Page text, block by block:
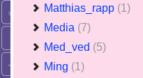
Matthias_rapp (1)
Media (7)
Med_ved (5)
Ming (1)